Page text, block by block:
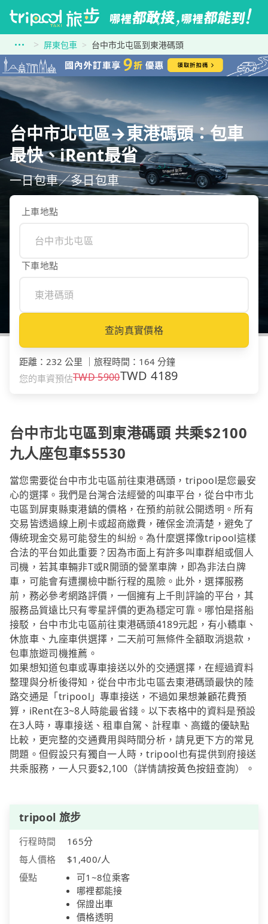
屏東包車 台中市北屯區到東港碼頭
台中市北屯區→東港碼頭：包車
最快、iRent最省
一日包車／多日包車
上車地點
下車地點
查詢真實價格
距離 ： 232 公里 旅程時間 ： 164 分鐘
您的車資預估TWD5900TWD4189
台中市北屯區到東港碼頭 共乘$2100
九人座包車$5530
當您需要從台中市北屯區前往東港碼頭，tripool是您最安
心的選擇。我們是台灣合法經營的叫車平台，從台中市北
屯區到屏東縣東港鎮的價格，在預約前就公開透明。所有
交易皆透過線上刷卡或超商繳費，確保金流清楚，避免了
傳統現金交易可能發生的糾紛。為什麼選擇像tripool這樣
合法的平台如此重要？因為市面上有許多叫車群組或個人
司機，若其車輛非T或R開頭的營業車牌，即為非法白牌
車，可能會有遭攔檢中斷行程的風險。此外，選擇服務
前，務必參考網路評價，一個擁有上千則評論的平台，其
服務品質遠比只有零星評價的更為穩定可靠。哪怕是搭船
接駁，台中市北屯區前往東港碼頭4189元起，有小轎車、
休旅車、九座車供選擇，二天前可無條件全額取消退款，
包車旅遊司機推薦。
如果想知道包車或專車接送以外的交通選擇，在經過資料
整理與分析後得知，從台中市北屯區去東港碼頭最快的陸
路交通是「tripool」專車接送，不過如果想兼顧花費預
算，iRent在3~8人時能最省錢。以下表格中的資料是預設
在3人時，專車接送、租車自駕、計程車、高鐵的優缺點
比較，更完整的交通費用與時間分析，請見更下方的常見
問題。但假設只有獨自一人時，tripool也有提供到府接送
共乘服務，一人只要$2,100（詳情請按黃色按鈕查詢）。
tripool 旅步
行程時間
165分
每人價格
$1,400/人
優點
可1~8位乘客
哪裡都能接
保證出車
價格透明